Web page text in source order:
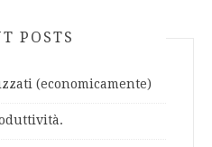
POSTS
(economicamente)